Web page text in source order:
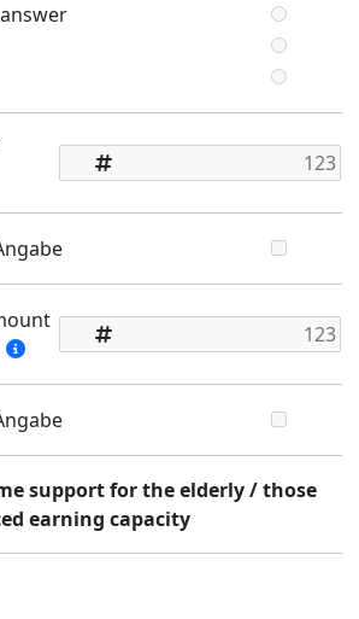
support for the elderly / those
earning capacity